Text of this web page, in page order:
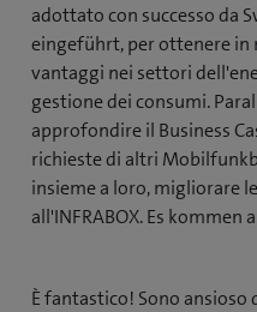
adottato con successo da
eingeführt, per ottenere in
vantaggi nei settori
gestione dei consumi.
approfondire il Business
richieste di altri
insieme a loro, migliorare
all'INFRABOX. Es
È fantastico! Sono ansioso